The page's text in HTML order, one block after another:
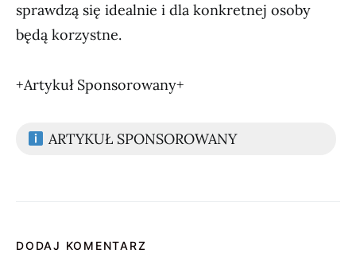
sprawdzą się idealnie i dla konkretnej osoby
będą korzystne.
+Artykuł Sponsorowany+
ARTYKUŁ SPONSOROWANY
DODAJ KOMENTARZ